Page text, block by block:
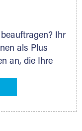
Ihr
als Plus
an, die Ihre
Lieferung von
Partner